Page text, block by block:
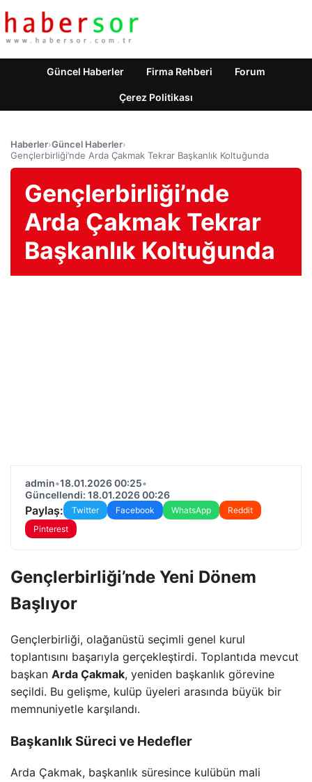
Güncel Haberler Firma Rehberi Forum
Çerez Politikası
Haberler›Güncel Haberler›
Gençlerbirliği’nde Arda Çakmak Tekrar Başkanlık Koltuğunda
Gençlerbirliği’nde
Arda Çakmak Tekrar
Başkanlık Koltuğunda
admin•18.01.2026 00:25•
Güncellendi: 18.01.2026 00:26
Paylaş: Twitter Facebook WhatsApp
Reddit
Pinterest
Gençlerbirliği’nde Yeni Dönem
Başlıyor
Gençlerbirliği, olağanüstü seçimli genel kurul
toplantısını başarıyla gerçekleştirdi. Toplantıda mevcut
başkan Arda Çakmak, yeniden başkanlık görevine
seçildi. Bu gelişme, kulüp üyeleri arasında büyük bir
memnuniyetle karşılandı.
Başkanlık Süreci ve Hedefler
Arda Çakmak, başkanlık süresince kulübün mali